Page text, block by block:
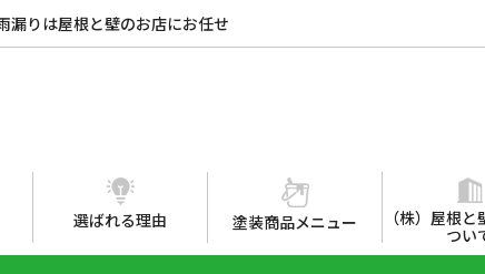
漏りは屋根と壁のお店にお任せ
選ばれる理由 塗装商品メニュー
（株）屋根
つい